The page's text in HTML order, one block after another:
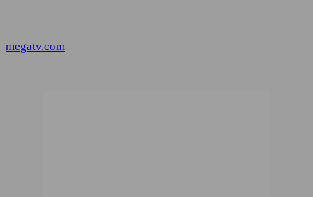
megatv.com